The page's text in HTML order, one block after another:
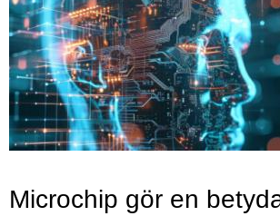
Microchip gör en